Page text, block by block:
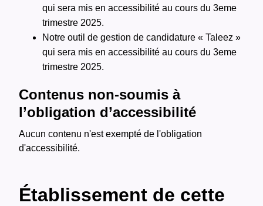
qui sera mis en accessibilité au cours du 3eme
trimestre 2025.
Notre outil de gestion de candidature « Taleez »
qui sera mis en accessibilité au cours du 3eme
trimestre 2025.
Contenus non-soumis à
l’obligation d’accessibilité
Aucun contenu n'est exempté de l'obligation
d'accessibilité.
Établissement de cette